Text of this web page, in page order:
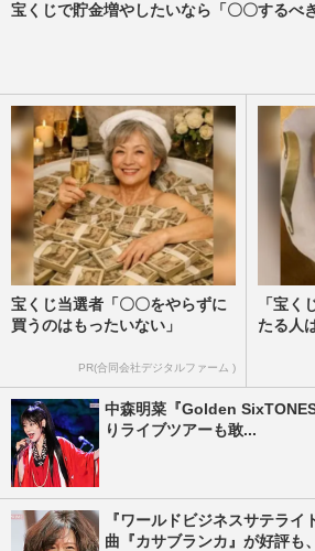
宝くじで貯金増やしたいなら「〇〇するべき
宝くじ当選者「〇〇をやらずに
買うのはもったいない」
PR(合同会社デジタルファーム )
「宝く
たる人
中森明菜『Golden
りライブツアーも敢...
『ワールドビジネスサテラ
曲『カサブランカ』が好評も